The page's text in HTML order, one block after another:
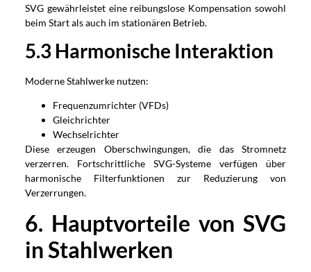
SVG gewährleistet eine reibungslose Kompensation sowohl
beim Start als auch im stationären Betrieb.
5.3 Harmonische Interaktion
Moderne Stahlwerke nutzen:
Frequenzumrichter (VFDs)
Gleichrichter
Wechselrichter
Diese erzeugen Oberschwingungen, die das Stromnetz
verzerren. Fortschrittliche SVG-Systeme verfügen über
harmonische Filterfunktionen zur Reduzierung von
Verzerrungen.
6. Hauptvorteile von SVG
in Stahlwerken